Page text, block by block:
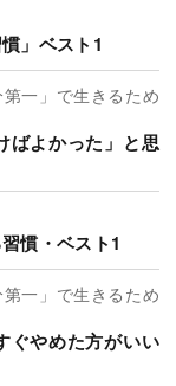
」ベスト1
一」で生きるため
ばよかった」と思
慣・ベスト1
一」で生きるため
ぐやめた方がいい